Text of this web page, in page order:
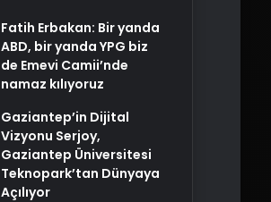
Fatih Erbakan: Bir yanda
ABD, bir yanda YPG biz
de Emevi Camii’nde
namaz kılıyoruz
Gaziantep’in Dijital
Vizyonu Serjoy,
Gaziantep Üniversitesi
Teknopark’tan Dünyaya
Açılıyor